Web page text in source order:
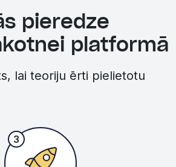
pieredze
platformā
lai teoriju ērti pielietotu
3